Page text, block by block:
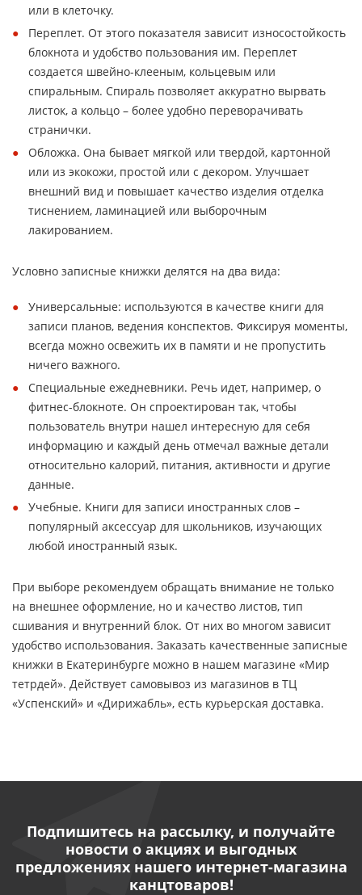
или в клеточку.
Переплет. От этого показателя зависит износостойкость
блокнота и удобство пользования им. Переплет
создается швейно-клееным, кольцевым или
спиральным. Спираль позволяет аккуратно вырвать
листок, а кольцо – более удобно переворачивать
странички.
Обложка. Она бывает мягкой или твердой, картонной
или из экокожи, простой или с декором. Улучшает
внешний вид и повышает качество изделия отделка
тиснением, ламинацией или выборочным
лакированием.
Условно записные книжки делятся на два вида:
Универсальные: используются в качестве книги для
записи планов, ведения конспектов. Фиксируя моменты,
всегда можно освежить их в памяти и не пропустить
ничего важного.
Специальные ежедневники. Речь идет, например, о
фитнес-блокноте. Он спроектирован так, чтобы
пользователь внутри нашел интересную для себя
информацию и каждый день отмечал важные детали
относительно калорий, питания, активности и другие
данные.
Учебные. Книги для записи иностранных слов –
популярный аксессуар для школьников, изучающих
любой иностранный язык.
При выборе рекомендуем обращать внимание не только
на внешнее оформление, но и качество листов, тип
сшивания и внутренний блок. От них во многом зависит
удобство использования. Заказать качественные записные
книжки в Екатеринбурге можно в нашем магазине «Мир
тетрдей». Действует самовывоз из магазинов в ТЦ
«Успенский» и «Дирижабль», есть курьерская доставка.
Подпишитесь на рассылку, и получайте
новости о акциях и выгодных
предложениях нашего интернет-магазина
канцтоваров!